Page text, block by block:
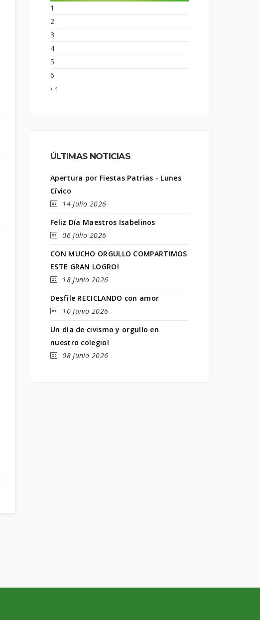
1
2
3
4
5
6
› ‹
ÚLTIMAS NOTICIAS
Apertura por Fiestas Patrias - Lunes
Cívico
14 Julio 2026
Feliz Día Maestros Isabelinos
06 Julio 2026
CON MUCHO ORGULLO COMPARTIMOS
ESTE GRAN LOGRO!
18 Junio 2026
Desfile RECICLANDO con amor
10 Junio 2026
Un día de civismo y orgullo en
nuestro colegio!
08 Junio 2026